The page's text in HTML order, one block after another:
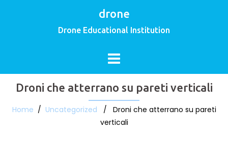
drone
Drone Educational Institution
Droni che atterrano su pareti verticali
Home / Uncategorized / Droni che atterrano su pareti
verticali